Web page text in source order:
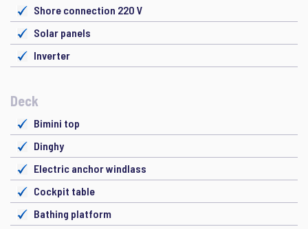
Shore connection 220 V
Solar panels
Inverter
Deck
Bimini top
Dinghy
Electric anchor windlass
Cockpit table
Bathing platform